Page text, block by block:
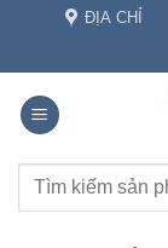
nội
dung
ĐỊA CHỈ
Tìm